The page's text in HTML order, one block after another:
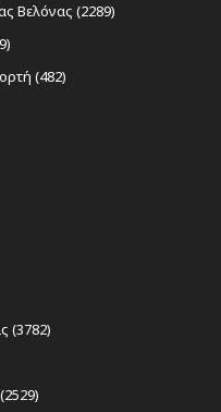
Βελόνας (2289)
(482)
(3782)